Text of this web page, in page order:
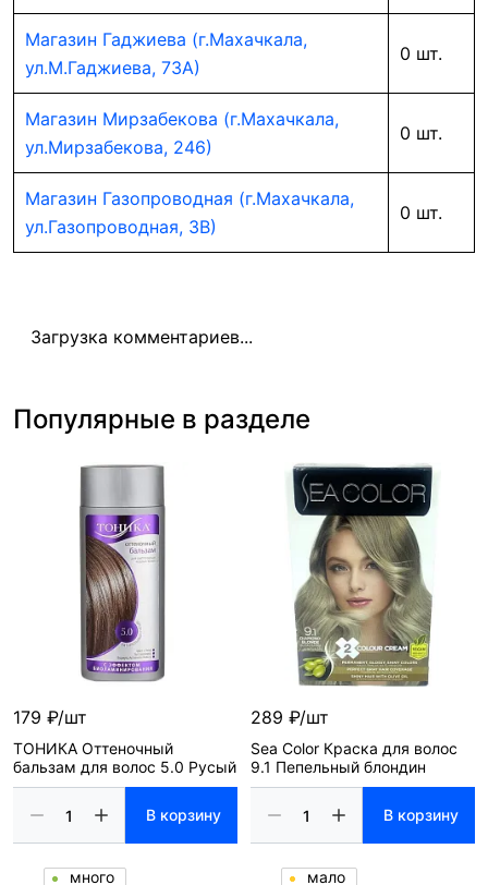
Магазин Гаджиева (г.Махачкала,
ул.М.Гаджиева, 73А)
0 шт.
Магазин Мирзабекова (г.Махачкала,
ул.Мирзабекова, 246)
0 шт.
Магазин Газопроводная (г.Махачкала,
ул.Газопроводная, 3В)
0 шт.
Загрузка комментариев...
Популярные в разделе
179 ₽/шт
ТОНИКА Оттеночный
бальзам для волос 5.0 Русый
В корзину
много
289 ₽/шт
Sea Color Краска для волос
9.1 Пепельный блондин
В корзину
мало